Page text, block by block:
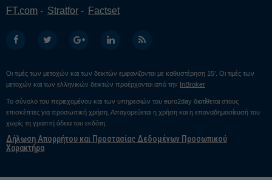
FT.com Stratfor Factset
Οι τιμές των μετοχών και των δεικτών εμφανίζονται με καθυστέρηση 15’. Οι τιμές των
μετοχών και των ελληνικών δεικτών προέρχονται από την InBroker
Το σύνολο του περιεχομένου και των υπηρεσιών του euro2day διατίθεται στους
επισκέπτες για προσωπική χρήση. Απαγορεύεται η χρήση και η επαναδημοσίευσή του
χωρίς τη γραπτή άδεια του εκδότη.
Δήλωση Απορρήτου και Προστασίας Δεδομένων Προσωπικού
Χαρακτήρα